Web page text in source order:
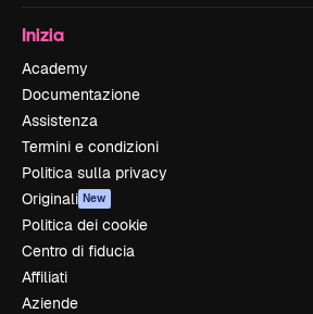
Inizia
Academy
Documentazione
Assistenza
Termini e condizioni
Politica sulla privacy
Originali New
Politica dei cookie
Centro di fiducia
Affiliati
Aziende